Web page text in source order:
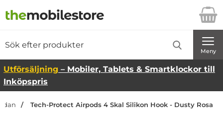
Startsidan för Danira Telecom AB
Meny
Utförsäljning – Mobiler, Tablets & Smartklockor till
Inköpspris
Tech-Protect Airpods 4 Skal Silikon Hook - Dusty Rosa